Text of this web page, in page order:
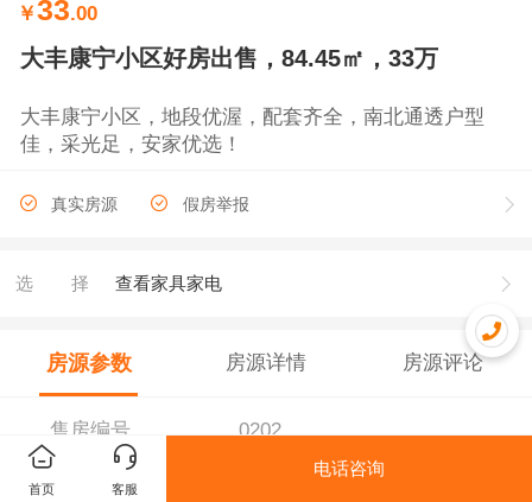
￥33.00
大丰康宁小区好房出售，84.45㎡，33万
大丰康宁小区，地段优渥，配套齐全，南北通透户型
佳，采光足，安家优选！
真实房源 假房举报
选择 查看家具家电
房源参数 房源详情 房源评论
售房编号 0202
首页 客服
电话咨询